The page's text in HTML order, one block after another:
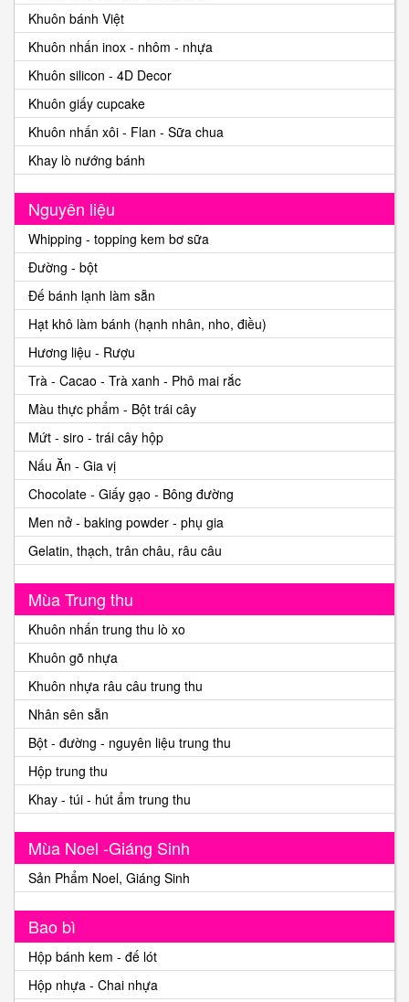
Khuôn bánh Việt
Khuôn nhấn inox - nhôm - nhựa
Khuôn silicon - 4D Decor
Khuôn giấy cupcake
Khuôn nhấn xôi - Flan - Sữa chua
Khay lò nướng bánh
Nguyên liệu
Whipping - topping kem bơ sữa
Đường - bột
Đế bánh lạnh làm sẵn
Hạt khô làm bánh (hạnh nhân, nho, điều)
Hương liệu - Rượu
Trà - Cacao - Trà xanh - Phô mai rắc
Màu thực phẩm - Bột trái cây
Mứt - siro - trái cây hộp
Nấu Ăn - Gia vị
Chocolate - Giấy gạo - Bông đường
Men nở - baking powder - phụ gia
Gelatin, thạch, trân châu, râu câu
Mùa Trung thu
Khuôn nhấn trung thu lò xo
Khuôn gõ nhựa
Khuôn nhựa râu câu trung thu
Nhân sên sẵn
Bột - đường - nguyên liệu trung thu
Hộp trung thu
Khay - túi - hút ẩm trung thu
Mùa Noel -Giáng Sinh
Sản Phẩm Noel, Giáng Sinh
Bao bì
Hộp bánh kem - đế lót
Hộp nhựa - Chai nhựa